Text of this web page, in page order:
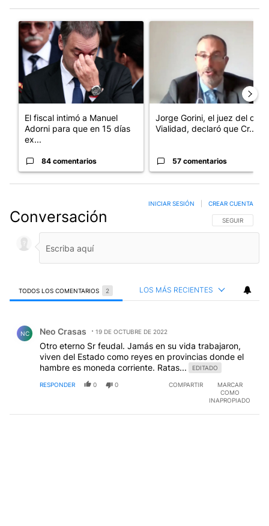
Un artículo de tendencia con el título "El fiscal intimó a
El fiscal intimó a Manuel
Adorni para que en 15 días
ex...
84 comentarios
Jorge Gorini, el juez del caso
Vialidad, declaró que Cr...
57 comentarios
Conversación SIGA ESTA
SEGUIR
INICIAR SESIÓN CREAR CUENTA
TODOS LOS COMENTARIOS 2 LOS MÁS RECIENTES
NC Neo Crasas 19 DE OCTUBRE DE 2022
Otro eterno Sr feudal. Jamás en su vida trabajaron,
viven del Estado como reyes en provincias donde el
hambre es moneda corriente. Ratas...
EDITADO
RESPONDER 0 0 COMPARTIR
MARCAR
COMO
INAPROPIADO